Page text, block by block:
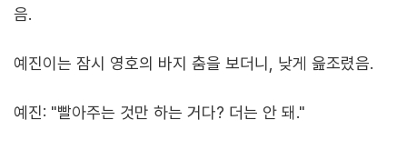
음.
예진이는 잠시 영호의 바지 춤을 보더니, 낮게 읊조렸음.
예진: "빨아주는 것만 하는 거다? 더는 안 돼."